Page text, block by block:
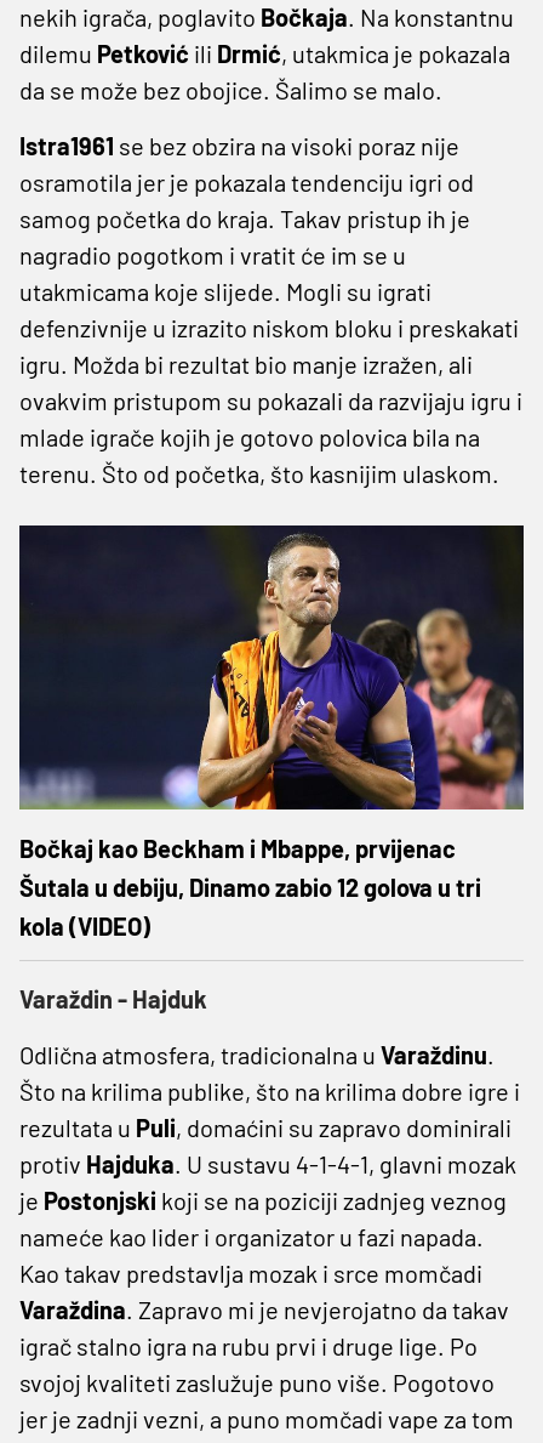
nekih igrača, poglavito Bočkaja. Na konstantnu
dilemu Petković ili Drmić, utakmica je pokazala
da se može bez obojice. Šalimo se malo.
Istra1961 se bez obzira na visoki poraz nije
osramotila jer je pokazala tendenciju igri od
samog početka do kraja. Takav pristup ih je
nagradio pogotkom i vratit će im se u
utakmicama koje slijede. Mogli su igrati
defenzivnije u izrazito niskom bloku i preskakati
igru. Možda bi rezultat bio manje izražen, ali
ovakvim pristupom su pokazali da razvijaju igru i
mlade igrače kojih je gotovo polovica bila na
terenu. Što od početka, što kasnijim ulaskom.
Bočkaj kao Beckham i Mbappe, prvijenac
Šutala u debiju, Dinamo zabio 12 golova u tri
kola (VIDEO)
Varaždin - Hajduk
Odlična atmosfera, tradicionalna u Varaždinu.
Što na krilima publike, što na krilima dobre igre i
rezultata u Puli, domaćini su zapravo dominirali
protiv Hajduka. U sustavu 4-1-4-1, glavni mozak
je Postonjski koji se na poziciji zadnjeg veznog
nameće kao lider i organizator u fazi napada.
Kao takav predstavlja mozak i srce momčadi
Varaždina. Zapravo mi je nevjerojatno da takav
igrač stalno igra na rubu prvi i druge lige. Po
svojoj kvaliteti zaslužuje puno više. Pogotovo
jer je zadnji vezni, a puno momčadi vape za tom